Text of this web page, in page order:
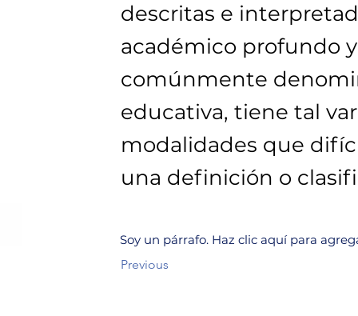
descritas e
académico profundo
comúnmente
educativa, tiene tal
modalidades que
una definición o
Soy un párrafo. Haz clic aquí para
Previous